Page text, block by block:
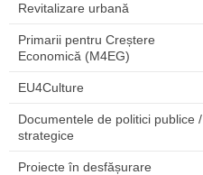
Revitalizare urbană
Primarii pentru Creștere
Economică (M4EG)
EU4Culture
Documentele de politici publice /
strategice
Proiecte în desfășurare